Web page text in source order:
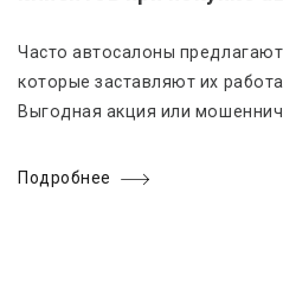
Часто автосалоны предлагают
которые заставляют их
Выгодная акция или
Подробнее